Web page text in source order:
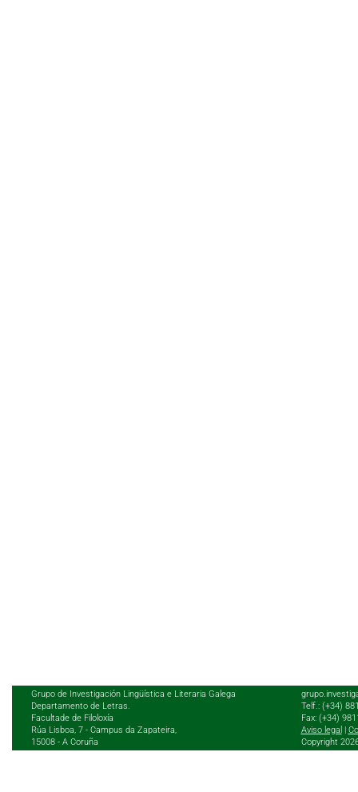
Grupo de Investigación Lingüística e Literaria Galega
Departamento de Letras.
Facultade de Filoloxía
Rúa Lisboa, 7 - Campus da Zapateira,
15008 - A Coruña
Telf.: (+34)
Fax: (+34)
Aviso legal
Copyright